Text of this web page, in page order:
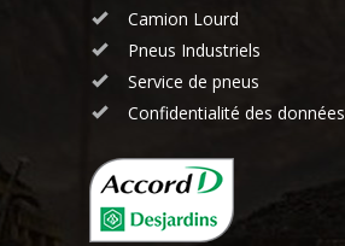
Camion Lourd
Pneus Industriels
Service de pneus
Confidentialité des données